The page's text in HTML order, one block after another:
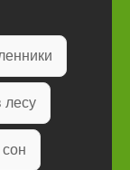
лесу